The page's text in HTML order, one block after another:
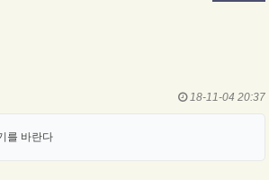
18-11-04 20:37
를 바란다